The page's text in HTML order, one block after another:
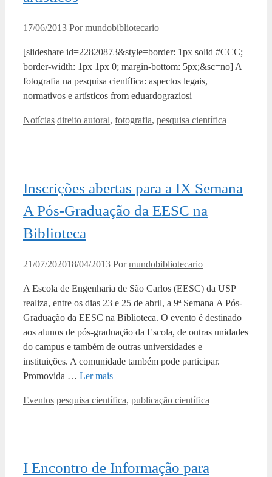
17/06/2013 Pormundobibliotecario
[slideshare id=22820873&style=border: 1px solid #CCC;
border-width: 1px 1px 0; margin-bottom: 5px;&sc=no] A
fotografia na pesquisa científica: aspectos legais,
normativos e artísticos from eduardograziosi
Categorias
Notícias Tags
direito autoral, fotografia, pesquisa científica
Inscrições abertas para a IX Semana
A Pós-Graduação da EESC na
Biblioteca
21/07/202018/04/2013 Pormundobibliotecario
A Escola de Engenharia de São Carlos (EESC) da USP
realiza, entre os dias 23 e 25 de abril, a 9ª Semana A Pós-
Graduação da EESC na Biblioteca. O evento é destinado
aos alunos de pós-graduação da Escola, de outras unidades
do campus e também de outras universidades e
instituições. A comunidade também pode participar.
Promovida … Ler mais
Categorias
Eventos Tags
pesquisa científica, publicação científica
I Encontro de Informação para